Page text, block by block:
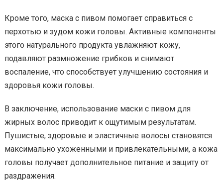
Кроме того, маска с пивом помогает справиться с
перхотью и зудом кожи головы. Активные компоненты
этого натурального продукта увлажняют кожу,
подавляют размножение грибков и снимают
воспаление, что способствует улучшению состояния и
здоровья кожи головы.
В заключение, использование маски с пивом для
жирных волос приводит к ощутимым результатам.
Пушистые, здоровые и эластичные волосы становятся
максимально ухоженными и привлекательными, а кожа
головы получает дополнительное питание и защиту от
раздражения.